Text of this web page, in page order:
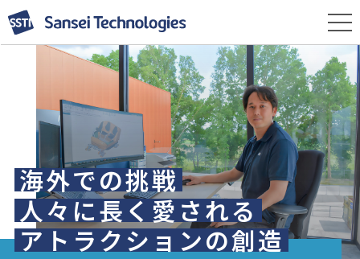
海外での挑戦
人々に長く愛される
アトラクションの創造